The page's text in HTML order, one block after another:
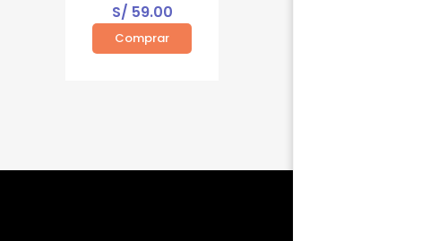
S/ 59.00
Comprar